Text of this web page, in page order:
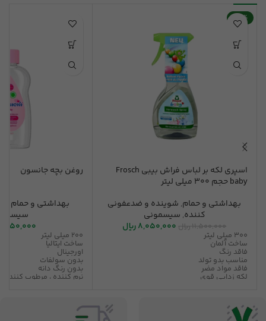
-30%
اسپری لکه بر لباس فراش بیبی Frosch
baby حجم 300 میلی لیتر
بهداشتی و حمام, شوینده و ضدعفونی
کننده, سیسمونی
11,500,000ریال 8,050,000ریال
300 میلی لیتر
ساخت آلمان
فاقد رنگ
مناسب بدو تولد
فاقد مواد مضر
لکه زدایی قوی
روغن بچه جانسون
بهداشتی و حمام
200 میلی لیتر
ساخت ایتالیا
اورجینال
بدون سولفات
بدون رنگ دانه
نرم کننده ، مرطوب کننده